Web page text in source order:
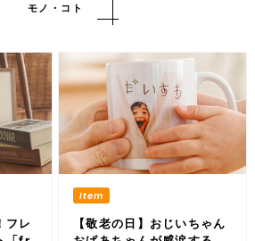
モノ・コト
フレ
【敬老の日】おじいちゃん